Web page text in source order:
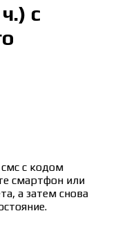
с
с кодом
смартфон или
а затем снова